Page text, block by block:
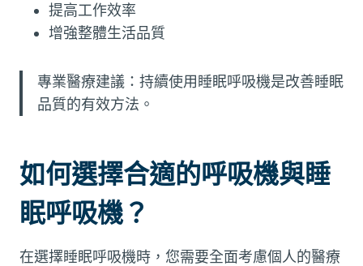
提高工作效率
增強整體生活品質
專業醫療建議：持續使用睡眠呼吸機是改善睡眠
品質的有效方法。
如何選擇合適的呼吸機與睡
眠呼吸機？
在選擇睡眠呼吸機時，您需要全面考慮個人的醫療